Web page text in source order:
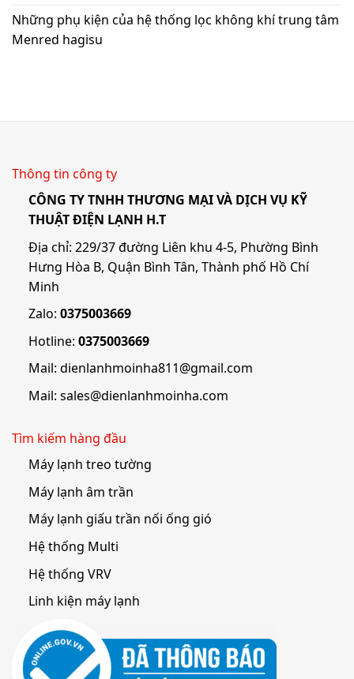
Những phụ kiện của hệ thống lọc không khí trung tâm
Menred hagisu
Thông tin công ty
CÔNG TY TNHH THƯƠNG MẠI VÀ DỊCH VỤ KỸ
THUẬT ĐIỆN LẠNH H.T
Địa chỉ: 229/37 đường Liên khu 4-5, Phường Bình
Hưng Hòa B, Quận Bình Tân, Thành phố Hồ Chí
Minh
Zalo: 0375003669
Hotline: 0375003669
Mail: dienlanhmoinha811@gmail.com
Mail: sales@dienlanhmoinha.com
Tìm kiếm hàng đầu
Máy lạnh treo tường
Máy lạnh âm trần
Máy lạnh giấu trần nối ống gió
Hệ thống Multi
Hệ thống VRV
Linh kiện máy lạnh